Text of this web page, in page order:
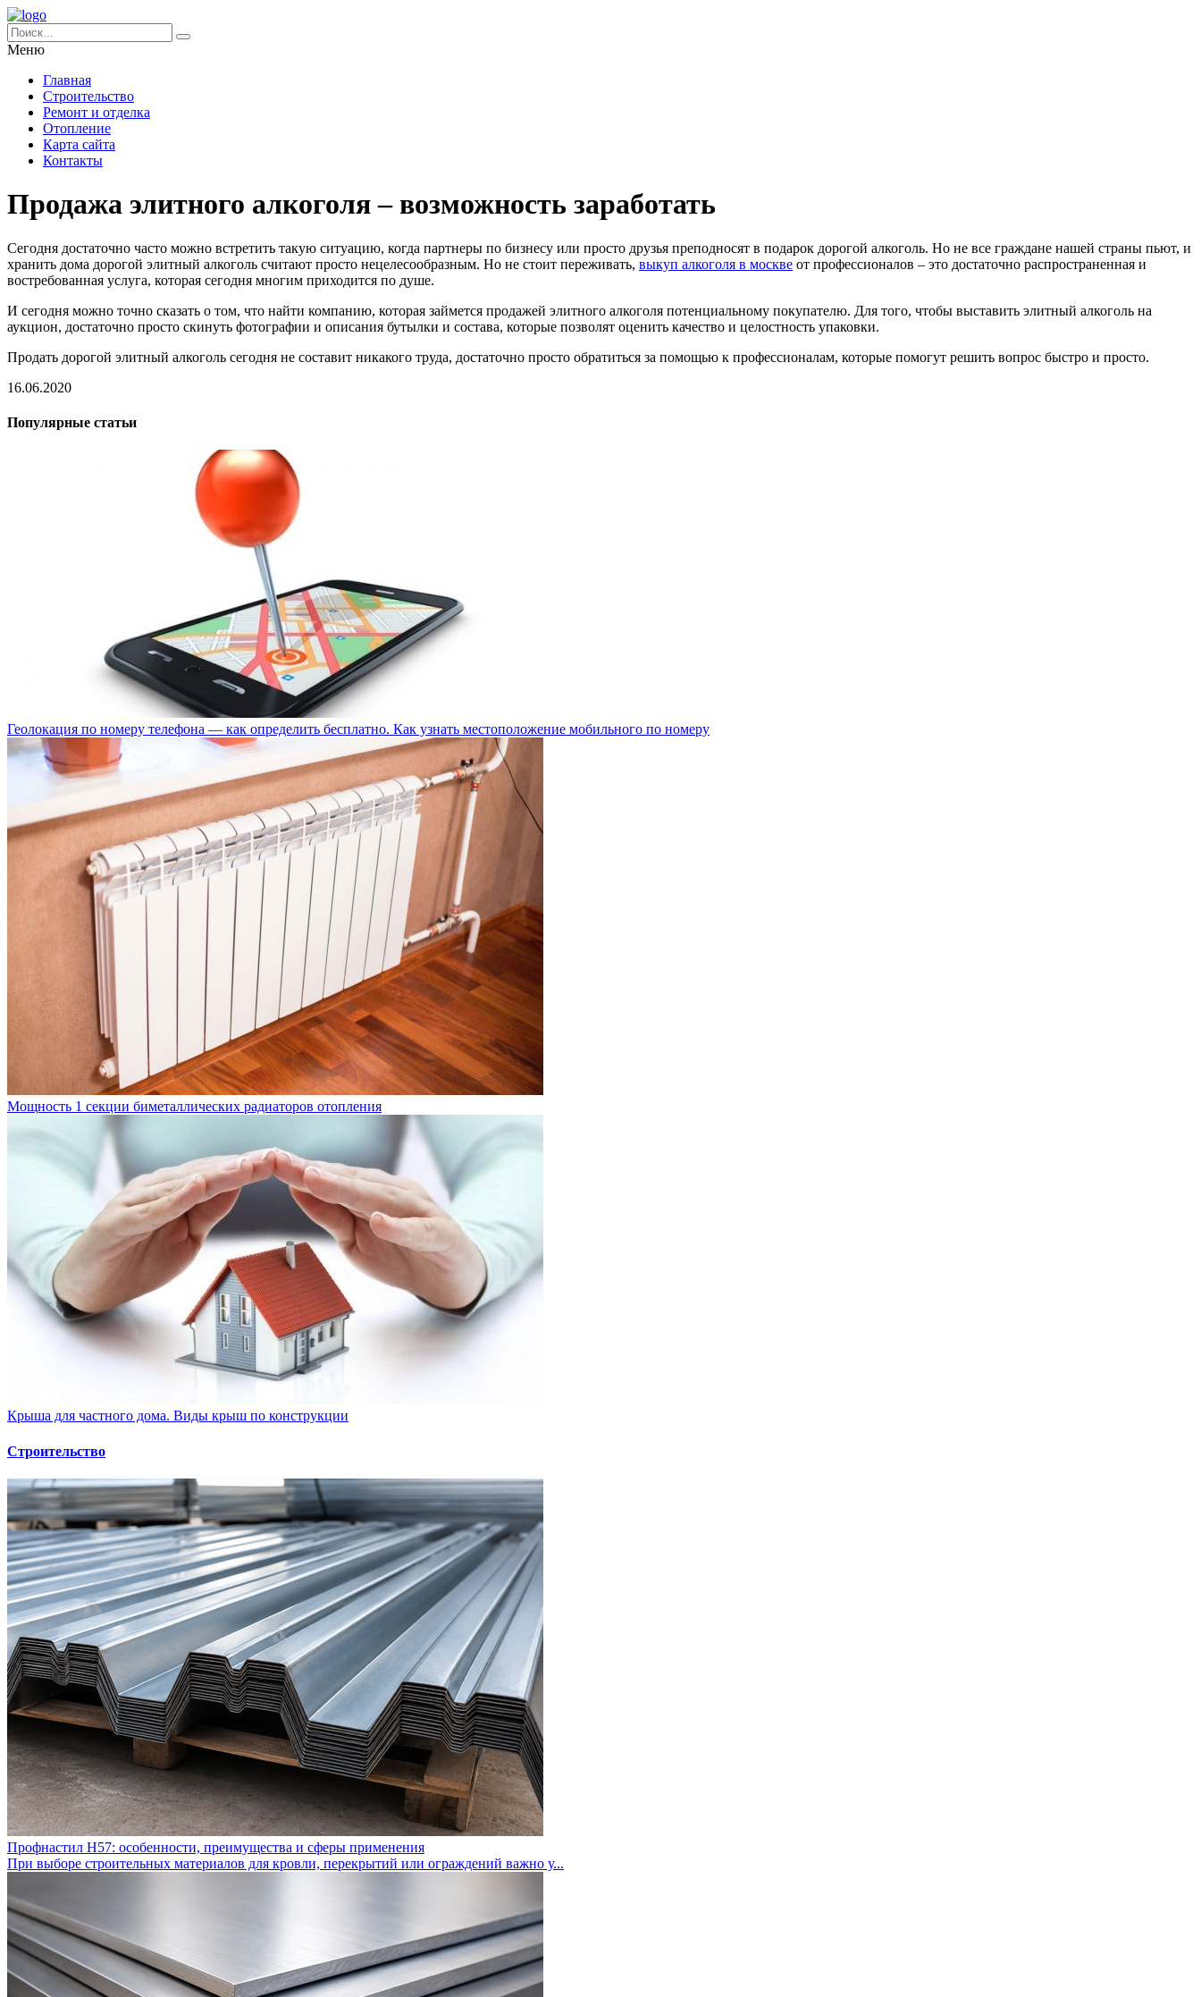
Меню
Главная
Строительство
Ремонт и отделка
Отопление
Карта сайта
Контакты
Продажа элитного алкоголя – возможность заработать
Сегодня достаточно часто можно встретить такую ситуацию, когда партнеры по бизнесу или просто друзья преподносят в подарок дорогой алкоголь. Но не все граждане нашей страны пьют, и
хранить дома дорогой элитный алкоголь считают просто нецелесообразным. Но не стоит переживать, выкуп алкоголя в москве от профессионалов – это достаточно распространенная и
востребованная услуга, которая сегодня многим приходится по душе.
И сегодня можно точно сказать о том, что найти компанию, которая займется продажей элитного алкоголя потенциальному покупателю. Для того, чтобы выставить элитный алкоголь на
аукцион, достаточно просто скинуть фотографии и описания бутылки и состава, которые позволят оценить качество и целостность упаковки.
Продать дорогой элитный алкоголь сегодня не составит никакого труда, достаточно просто обратиться за помощью к профессионалам, которые помогут решить вопрос быстро и просто.
16.06.2020
Популярные статьи
Геолокация по номеру телефона — как определить бесплатно. Как узнать местоположение мобильного по номеру
Мощность 1 секции биметаллических радиаторов отопления
Крыша для частного дома. Виды крыш по конструкции
Строительство
Профнастил Н57: особенности, преимущества и сферы применения
При выборе строительных материалов для кровли, перекрытий или ограждений важно у...